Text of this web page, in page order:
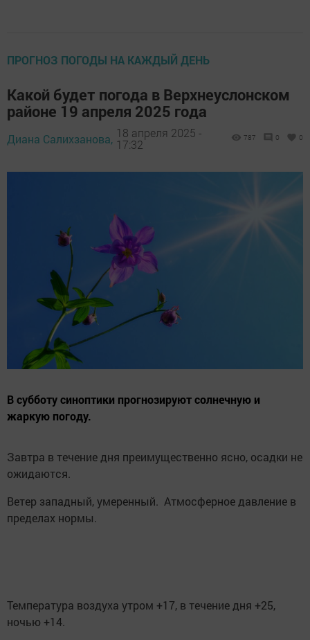
ПРОГНОЗ ПОГОДЫ НА КАЖДЫЙ ДЕНЬ
Какой будет погода в Верхнеуслонском
районе 19 апреля 2025 года
Диана Салихзанова, 18 апреля 2025 -
17:32
787 0 0
В субботу синоптики прогнозируют солнечную и
жаркую погоду.
Завтра в течение дня преимущественно ясно, осадки не
ожидаются.
Ветер западный, умеренный. Атмосферное давление в
пределах нормы.
Температура воздуха утром +17, в течение дня +25,
ночью +14.